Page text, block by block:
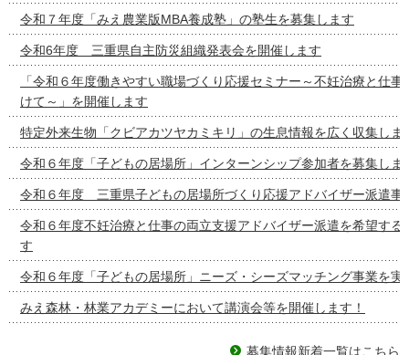
令和７年度「みえ農業版MBA養成塾」の塾生を募集します
令和6年度 三重県自主防災組織発表会を開催します
「令和６年度働きやすい職場づくり応援セミナー～不妊治療と仕
けて～」を開催します
特定外来生物「クビアカツヤカミキリ」の生息情報を広く収集しま
令和６年度「子どもの居場所」インターンシップ参加者を募集しま
令和６年度 三重県子どもの居場所づくり応援アドバイザー派遣事
令和６年度不妊治療と仕事の両立支援アドバイザー派遣を希望する
す
令和６年度「子どもの居場所」ニーズ・シーズマッチング事業を実
みえ森林・林業アカデミーにおいて講演会等を開催します！
募集情報新着一覧はこちら